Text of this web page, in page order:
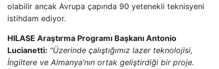
olabilir ancak Avrupa çapında 90 yetenekli teknisyeni
istihdam ediyor.
HILASE Araştırma Programı Başkanı Antonio
Lucianetti: “Üzerinde çalıştığımız lazer teknolojisi,
İngiltere ve Almanya’nın ortak geliştirdiği bir proje.